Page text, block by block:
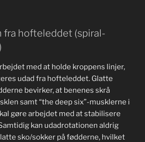
fra hofteleddet (spiral-
med at holde kroppens linjer,
udad fra hofteleddet. Glatte
bevirker, at benenes skrå
samt “the deep six”-musklerne i
gøre arbejdet med at stabilisere
kan udadrotationen aldrig
sko/sokker på fødderne, hvilket